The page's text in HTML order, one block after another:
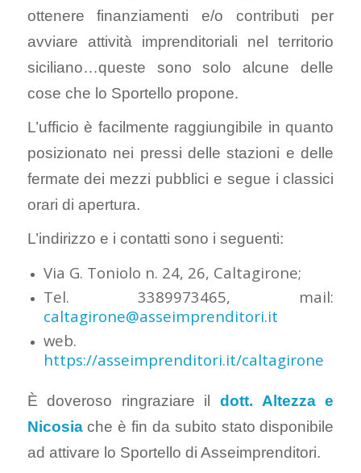
ottenere finanziamenti e/o contributi per
avviare attività imprenditoriali nel territorio
siciliano…queste sono solo alcune delle
cose che lo Sportello propone.
L’ufficio è facilmente raggiungibile in quanto
posizionato nei pressi delle stazioni e delle
fermate dei mezzi pubblici e segue i classici
orari di apertura.
L’indirizzo e i contatti sono i seguenti:
Via G. Toniolo n. 24, 26, Caltagirone;
Tel. 3389973465, mail:
caltagirone@asseimprenditori.it
web.
https://asseimprenditori.it/caltagirone
È doveroso ringraziare ildott. Altezza e
Nicosiache è fin da subito stato disponibile
ad attivare lo Sportello di Asseimprenditori.